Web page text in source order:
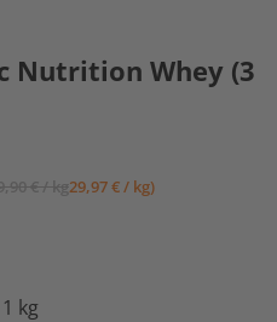
Nutrition Whey (3
€ / kg29,97 € / kg)
kg